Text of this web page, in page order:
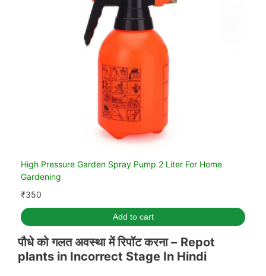
High Pressure Garden Spray Pump 2 Liter For Home
Gardening
₹350
Add to cart
पौधे को गलत अवस्था में रिपॉट करना – Repot
plants in Incorrect Stage In Hindi